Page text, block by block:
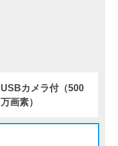
USBカメラ付（500
万画素）